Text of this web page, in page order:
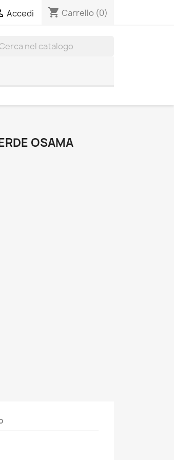
Accedi shopping_cart Carrello (0)
OSAMA